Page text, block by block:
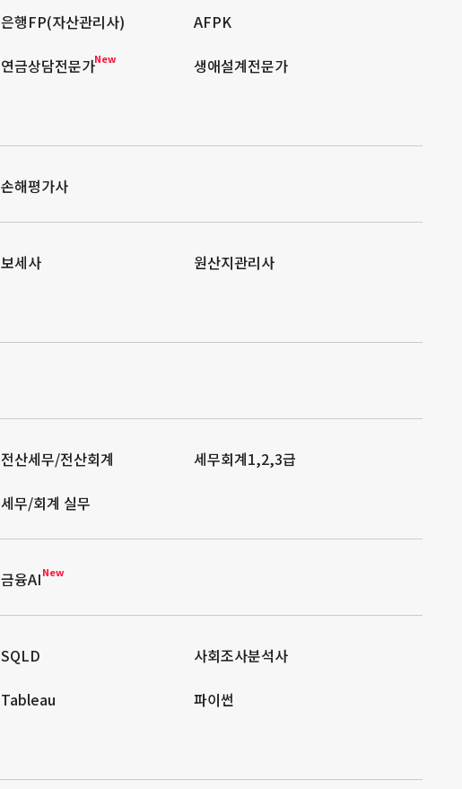
은행FP(자산관리사) AFPK
연금상담전문가New 생애설계전문가
손해평가사
보세사 원산지관리사
전산세무/전산회계 세무회계1,2,3급
세무/회계 실무
금융AINew
SQLD 사회조사분석사
Tableau 파이썬